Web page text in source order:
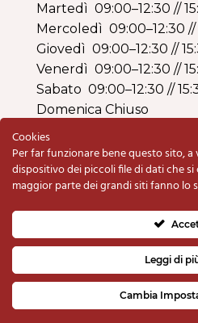
Martedì 09:00–12:30 //
Mercoledì 09:00–12:30 //
Giovedì 09:00–12:30 //
Venerdì 09:00–12:30 //
Sabato 09:00–12:30 //
Domenica Chiuso
Copyright © 2020
Renzo & C. snc | P.IVA
Privacy Policye
Fatto con il
da
Cookies
Per far funzionare bene questo sito,
dispositivo dei piccoli file di dati che si
maggior parte dei grandi siti fanno lo
Leggi di
Cambia